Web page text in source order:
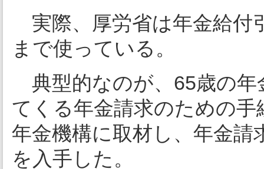
実際、厚労省は年金給付
まで使っている。
典型的なのが、65歳の年
てくる年金請求のための
年金機構に取材し、年金
を入手した。